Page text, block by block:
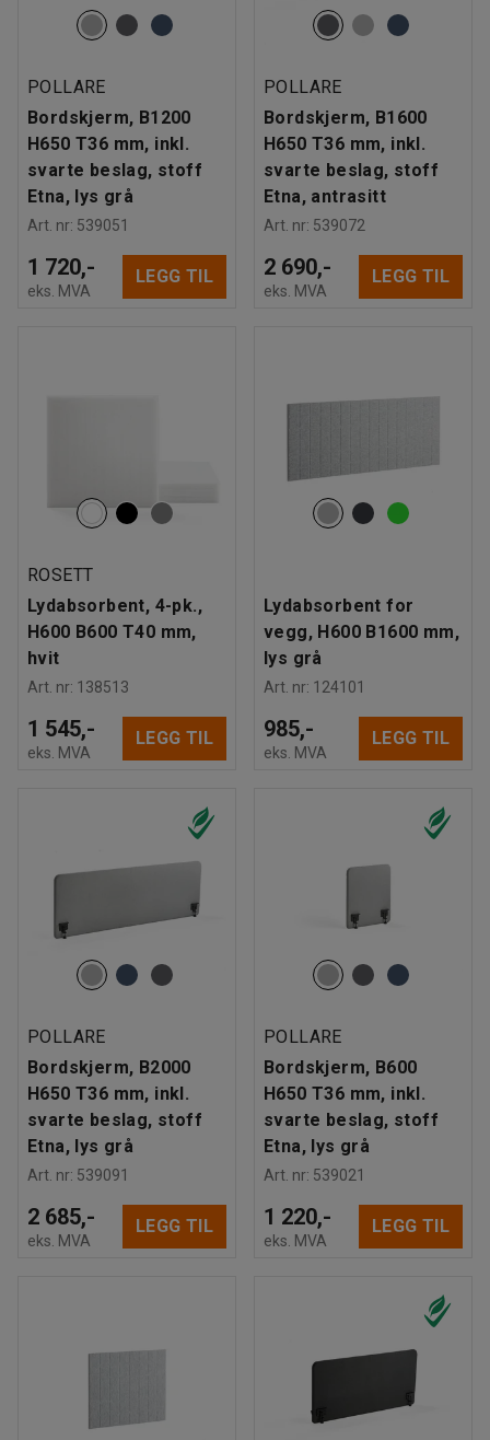
POLLARE
Bordskjerm, B1200
H650 T36 mm, inkl.
svarte beslag, stoff
Etna, lys grå
Art. nr: 539051
1 720,-
eks. MVA
LEGG TIL
POLLARE
Bordskjerm, B1600
H650 T36 mm, inkl.
svarte beslag, stoff
Etna, antrasitt
Art. nr: 539072
2 690,-
eks. MVA
LEGG TIL
ROSETT
Lydabsorbent, 4-pk.,
H600 B600 T40 mm,
hvit
Art. nr: 138513
1 545,-
eks. MVA
LEGG TIL
Lydabsorbent for
vegg, H600 B1600 mm,
lys grå
Art. nr: 124101
985,-
eks. MVA
LEGG TIL
POLLARE
Bordskjerm, B2000
H650 T36 mm, inkl.
svarte beslag, stoff
Etna, lys grå
Art. nr: 539091
2 685,-
eks. MVA
LEGG TIL
POLLARE
Bordskjerm, B600
H650 T36 mm, inkl.
svarte beslag, stoff
Etna, lys grå
Art. nr: 539021
1 220,-
eks. MVA
LEGG TIL